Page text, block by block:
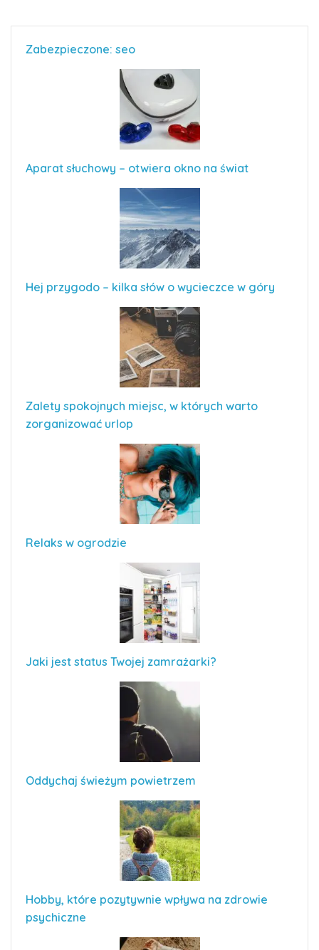
Zabezpieczone: seo
Aparat słuchowy – otwiera okno na świat
Hej przygodo – kilka słów o wycieczce w góry
Zalety spokojnych miejsc, w których warto
zorganizować urlop
Relaks w ogrodzie
Jaki jest status Twojej zamrażarki?
Oddychaj świeżym powietrzem
Hobby, które pozytywnie wpływa na zdrowie
psychiczne